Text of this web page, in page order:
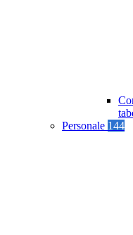
Personale 144